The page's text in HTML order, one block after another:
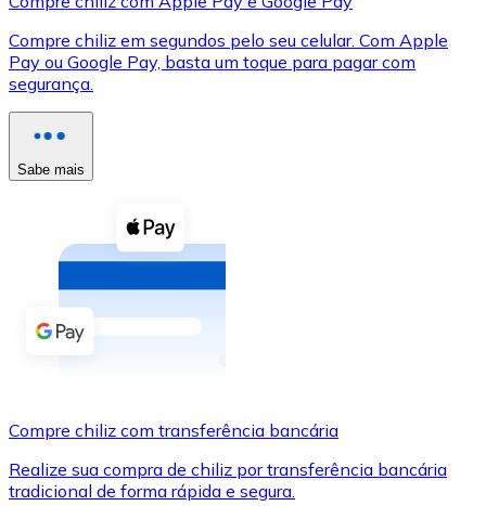
XRP
XRP
Ver tudo
Cupons cripto
Compre criptomoedas com dinheiro e outros
Comprar com dinheiro
Transferência SEPA
Use cartões Visa e Mastercard para comprar
Compre chiliz em segundos pelo seu celular. Com Apple
Pay ou Google Pay, basta um toque para pagar com
segurança.
Sabe mais
Compre chiliz com transferência bancária
Realize sua compra de chiliz por transferência bancária
tradicional de forma rápida e segura.